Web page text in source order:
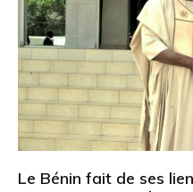
Le Bénin fait de ses